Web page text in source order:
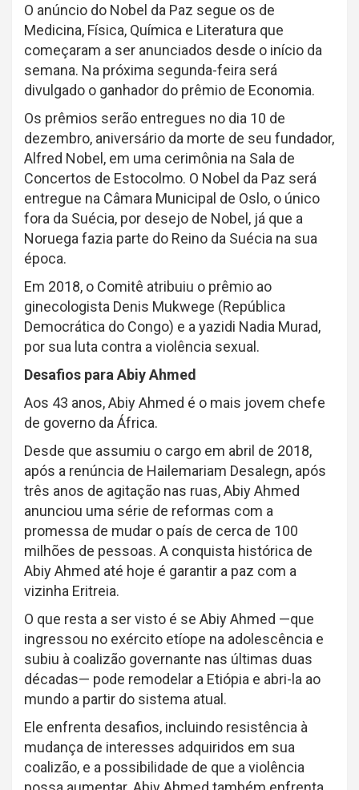
O anúncio do Nobel da Paz segue os de
Medicina, Física, Química e Literatura que
começaram a ser anunciados desde o início da
semana. Na próxima segunda-feira será
divulgado o ganhador do prêmio de Economia.
Os prêmios serão entregues no dia 10 de
dezembro, aniversário da morte de seu fundador,
Alfred Nobel, em uma cerimônia na Sala de
Concertos de Estocolmo. O Nobel da Paz será
entregue na Câmara Municipal de Oslo, o único
fora da Suécia, por desejo de Nobel, já que a
Noruega fazia parte do Reino da Suécia na sua
época.
Em 2018, o Comitê atribuiu o prêmio ao
ginecologista Denis Mukwege (República
Democrática do Congo) e a yazidi Nadia Murad,
por sua luta contra a violência sexual.
Desafios para Abiy Ahmed
Aos 43 anos, Abiy Ahmed é o mais jovem chefe
de governo da África.
Desde que assumiu o cargo em abril de 2018,
após a renúncia de Hailemariam Desalegn, após
três anos de agitação nas ruas, Abiy Ahmed
anunciou uma série de reformas com a
promessa de mudar o país de cerca de 100
milhões de pessoas. A conquista histórica de
Abiy Ahmed até hoje é garantir a paz com a
vizinha Eritreia.
O que resta a ser visto é se Abiy Ahmed —que
ingressou no exército etíope na adolescência e
subiu à coalizão governante nas últimas duas
décadas— pode remodelar a Etiópia e abri-la ao
mundo a partir do sistema atual.
Ele enfrenta desafios, incluindo resistência à
mudança de interesses adquiridos em sua
coalizão, e a possibilidade de que a violência